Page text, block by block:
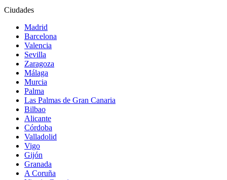
Ciudades
Madrid
Barcelona
Valencia
Sevilla
Zaragoza
Málaga
Murcia
Palma
Las Palmas de Gran Canaria
Bilbao
Alicante
Córdoba
Valladolid
Vigo
Gijón
Granada
A Coruña